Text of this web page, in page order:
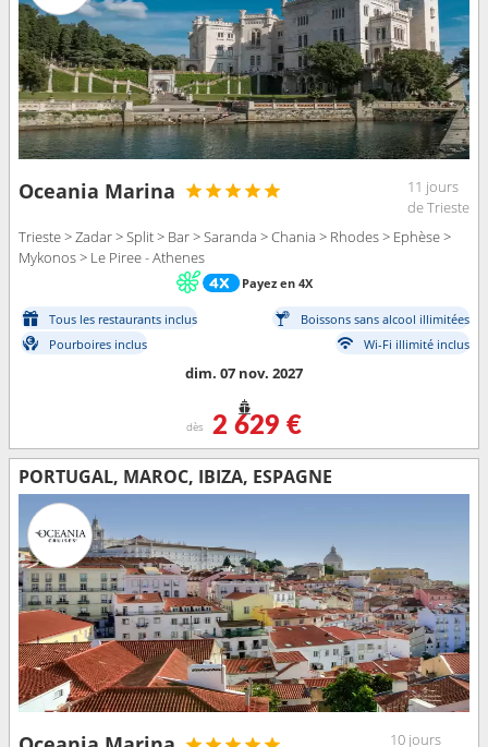
Oceania Marina
11 jours
de Trieste
Trieste > Zadar > Split > Bar > Saranda > Chania > Rhodes > Ephèse >
Mykonos > Le Piree - Athenes
Payez en 4X
Tous les restaurants inclus
Boissons sans alcool illimitées
Pourboires inclus
Wi-Fi illimité inclus
dim. 07 nov. 2027
dès 2 629 €
PORTUGAL, MAROC, IBIZA, ESPAGNE
10 jours